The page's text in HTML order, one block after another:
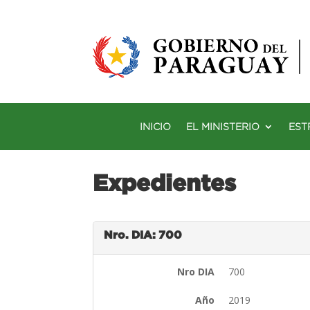
INICIO EL MINISTERIO
Expedientes
Nro. DIA: 700
Nro DIA 700
Año 2019